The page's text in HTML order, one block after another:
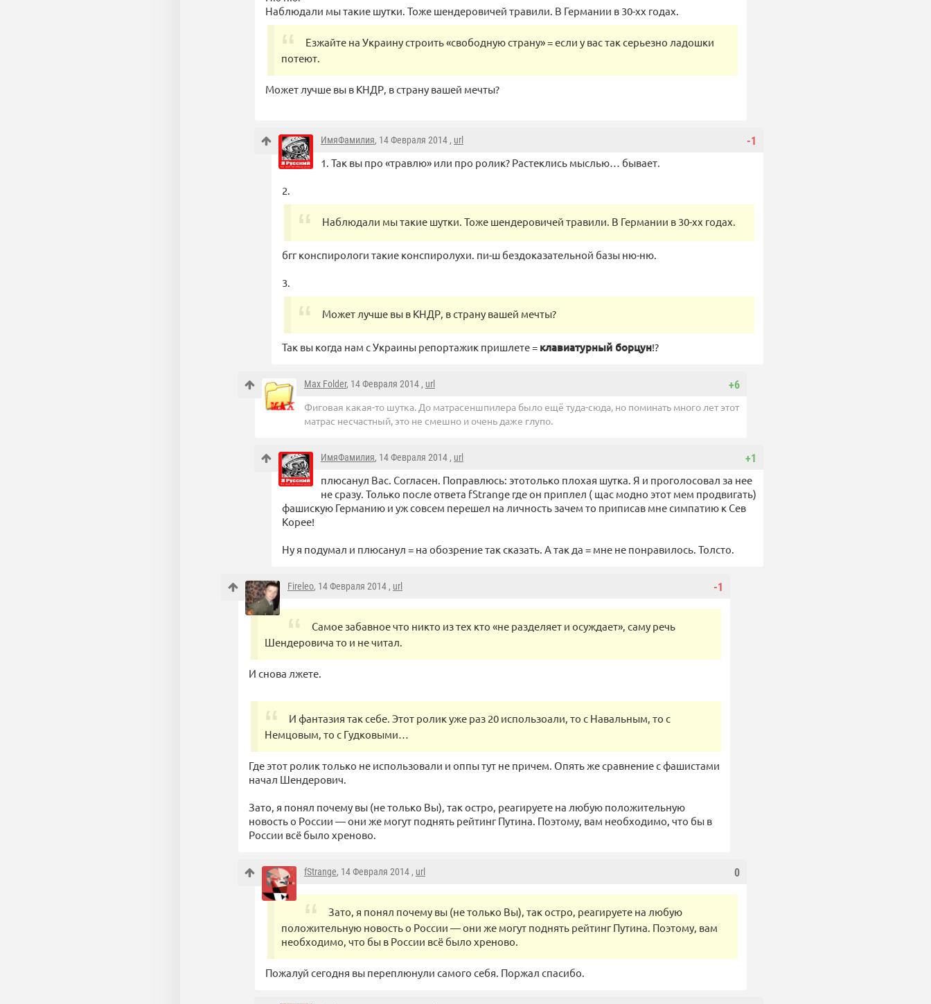
Наблюдали мы такие шутки. Тоже шендеровичей травили. В Германии в 30-хх годах.
Езжайте на Украину строить «свободную страну» = если у вас так серьезно ладошки
потеют.
Может лучше вы в КНДР, в страну вашей мечты?
-1
ИмяФамилия, 14 Февраля 2014 , url
1. Так вы про «травлю» или про ролик? Растеклись мыслью… бывает.
2.
Наблюдали мы такие шутки. Тоже шендеровичей травили. В Германии в 30-хх годах.
бгг конспирологи такие конспиролухи. пи-ш бездоказательной базы ню-ню.
3.
Может лучше вы в КНДР, в страну вашей мечты?
Так вы когда нам с Украины репортажик пришлете = клавиатурный борцун!?
+6
Max Folder, 14 Февраля 2014 , url
Фиговая какая-то шутка. До матрасеншпилера было ещё туда-сюда, но поминать много лет этот
матрас несчастный, это не смешно и очень даже глупо.
+1
ИмяФамилия, 14 Февраля 2014 , url
плюсанул Вас. Согласен. Поправлюсь: этотолько плохая шутка. Я и проголосовал за нее
не сразу. Только после ответа fStrange где он приплел ( щас модно этот мем продвигать)
фашискую Германию и уж совсем перешел на личность зачем то приписав мне симпатию к Сев
Корее!
Ну я подумал и плюсанул = на обозрение так сказать. А так да = мне не понравилось. Толсто.
-1
Fireleo, 14 Февраля 2014 , url
Самое забавное что никто из тех кто «не разделяет и осуждает», саму речь
Шендеровича то и не читал.
И снова лжете.
И фантазия так себе. Этот ролик уже раз 20 использоали, то с Навальным, то с
Немцовым, то с Гудковыми…
Где этот ролик только не использовали и оппы тут не причем. Опять же сравнение с фашистами
начал Шендерович.
Зато, я понял почему вы (не только Вы), так остро, реагируете на любую положительную
новость о России — они же могут поднять рейтинг Путина. Поэтому, вам необходимо, что бы в
России всё было хреново.
0
fStrange, 14 Февраля 2014 , url
Зато, я понял почему вы (не только Вы), так остро, реагируете на любую
положительную новость о России — они же могут поднять рейтинг Путина. Поэтому, вам
необходимо, что бы в России всё было хреново.
Пожалуй сегодня вы переплюнули самого себя. Поржал спасибо.